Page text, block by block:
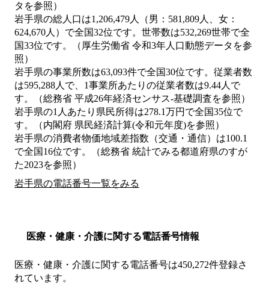
タを参照）
岩手県の総人口は1,206,479人（男：581,809人、女：
624,670人）で全国32位です。世帯数は532,269世帯で全
国33位です。（厚生労働省 令和3年人口動態データを参
照）
岩手県の事業所数は63,093件で全国30位です。従業者数
は595,288人で、1事業所あたりの従業者数は9.44人で
す。（総務省 平成26年経済センサス‐基礎調査を参照）
岩手県の1人あたり県民所得は278.1万円で全国35位で
す。（内閣府 県民経済計算(令和元年度)を参照）
岩手県の消費者物価地域差指数（交通・通信）は100.1
で全国16位です。（総務省 統計でみる都道府県のすが
た2023を参照）
岩手県の電話番号一覧をみる
医療・健康・介護に関する電話番号情報
医療・健康・介護に関する電話番号は450,272件登録さ
れています。